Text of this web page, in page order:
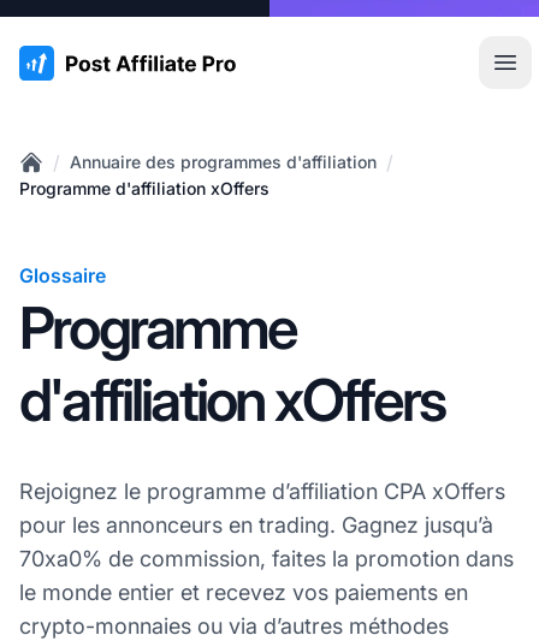
:site.title
Home
/ Annuaire des programmes d'affiliation /
Programme d'affiliation xOffers
Glossaire
Programme
d'affiliation xOffers
Rejoignez le programme d’affiliation CPA xOffers
pour les annonceurs en trading. Gagnez jusqu’à
70xa0% de commission, faites la promotion dans
le monde entier et recevez vos paiements en
crypto-monnaies ou via d’autres méthodes